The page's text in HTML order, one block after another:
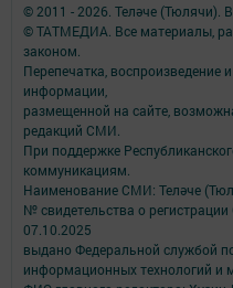
© 2011 - 2026. Теләче (Тюлячи).
© ТАТМЕДИА. Все материалы,
законом.
Перепечатка,
информации,
размещенной на сайте,
редакций СМИ.
При поддержке
коммуникациям.
Наименование СМИ: Теләче
№ свидетельства о
07.10.2025
выдано Федеральной службой
информационных технологий и